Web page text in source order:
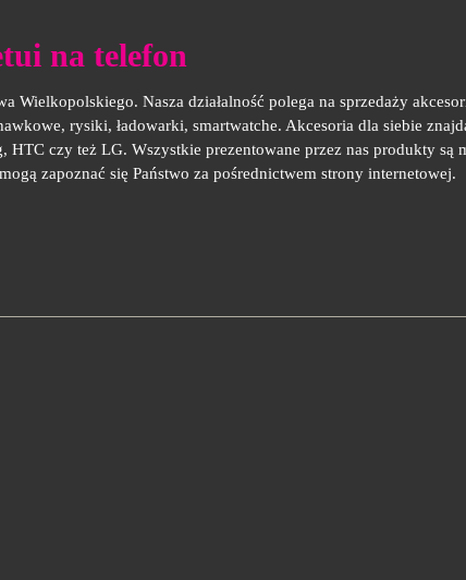
na telefon
Wielkopolskiego. Nasza działalność polega na sprzedaży
rysiki, ładowarki, smartwatche. Akcesoria dla siebie
czy też LG. Wszystkie prezentowane przez nas produkty są
zapoznać się Państwo za pośrednictwem strony internetowej.